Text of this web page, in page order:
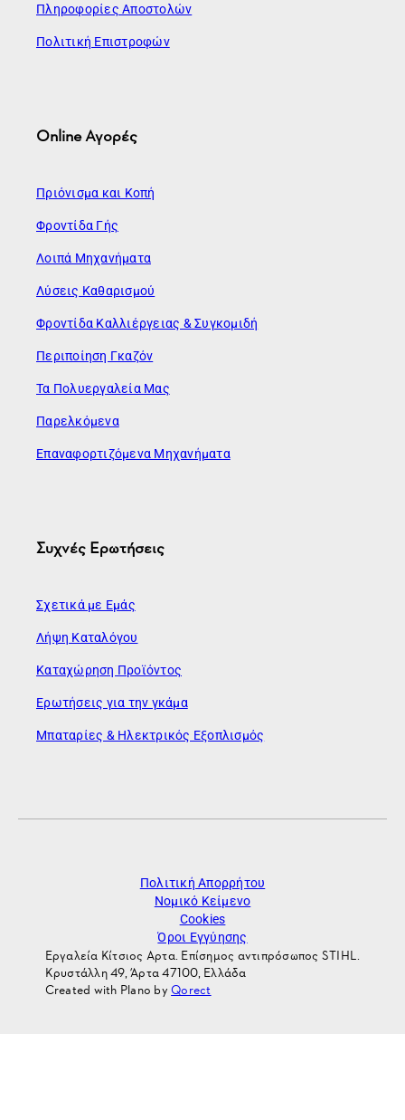
Πληροφορίες Αποστολών
Πολιτική Επιστροφών
Online Αγορές
Πριόνισμα και Κοπή
Φροντίδα Γής
Λοιπά Μηχανήματα
Λύσεις Καθαρισμού
Φροντίδα Καλλιέργειας & Συγκομιδή
Περιποίηση Γκαζόν
Τα Πολυεργαλεία Μας
Παρελκόμενα
Επαναφορτιζόμενα Μηχανήματα
Συχνές Ερωτήσεις
Σχετικά με Εμάς
Λήψη Καταλόγου
Καταχώρηση Προϊόντος
Ερωτήσεις για την γκάμα
Μπαταρίες & Ηλεκτρικός Εξοπλισμός
Πολιτική Απορρήτου
Νομικό Κείμενο
Cookies
Όροι Εγγύησης
Εργαλεία Κίτσιος Αρτα. Επίσημος αντιπρόσωπος STIHL.
Κρυστάλλη 49, Άρτα 47100, Ελλάδα
Created with Plano byQorect